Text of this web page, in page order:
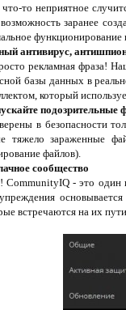
то неприятное
заранее
функционирование
антивирус,
рекламная фраза!
базы данных в
который
в безопасности
тяжело зараженные
файлов).
сообщество
CommunityIQ - это один
встречаются на их пути.